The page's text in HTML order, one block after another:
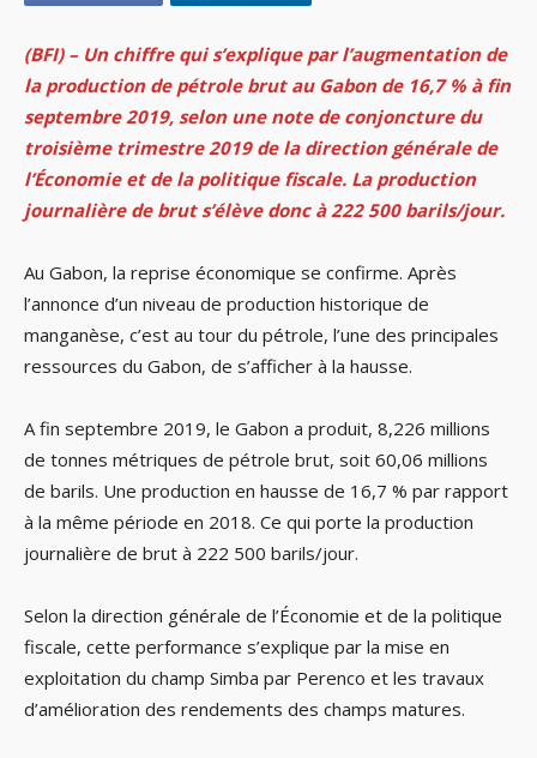
(BFI) – Un chiffre qui s’explique par l’augmentation de
la production de pétrole brut au Gabon de 16,7 % à fin
septembre 2019, selon une note de conjoncture du
troisième trimestre 2019 de la direction générale de
l’Économie et de la politique fiscale. La production
journalière de brut s’élève donc à 222 500 barils/jour.
Au Gabon, la reprise économique se confirme. Après
l’annonce d’un niveau de production historique de
manganèse, c’est au tour du pétrole, l’une des principales
ressources du Gabon, de s’afficher à la hausse.
A fin septembre 2019, le Gabon a produit, 8,226 millions
de tonnes métriques de pétrole brut, soit 60,06 millions
de barils. Une production en hausse de 16,7 % par rapport
à la même période en 2018. Ce qui porte la production
journalière de brut à 222 500 barils/jour.
Selon la direction générale de l’Économie et de la politique
fiscale, cette performance s’explique par la mise en
exploitation du champ Simba par Perenco et les travaux
d’amélioration des rendements des champs matures.